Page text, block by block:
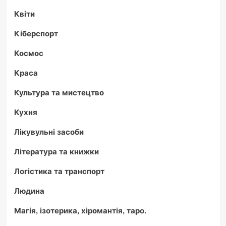
Квіти
Кіберспорт
Космос
Краса
Культура та мистецтво
Кухня
Лікувульні засоби
Література та книжки
Логістика та транспорт
Людина
Магія, ізотерика, хіромантія, таро.